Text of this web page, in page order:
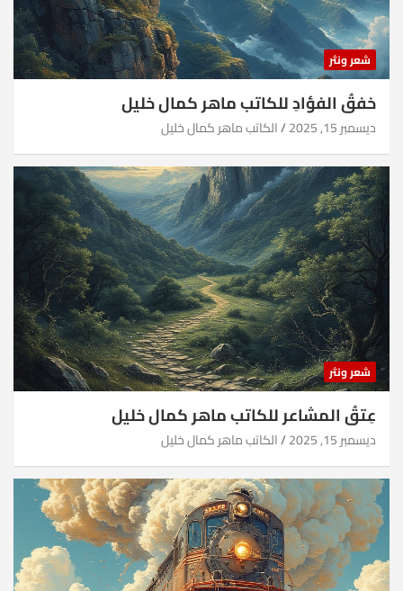
شعر ونثر
خفقُ الفؤادِ للكاتب ماهر كمال خليل
ديسمبر 15, 2025 الكاتب ماهر كمال خليل
شعر ونثر
عِتقُ المشاعر للكاتب ماهر كمال خليل
ديسمبر 15, 2025 الكاتب ماهر كمال خليل